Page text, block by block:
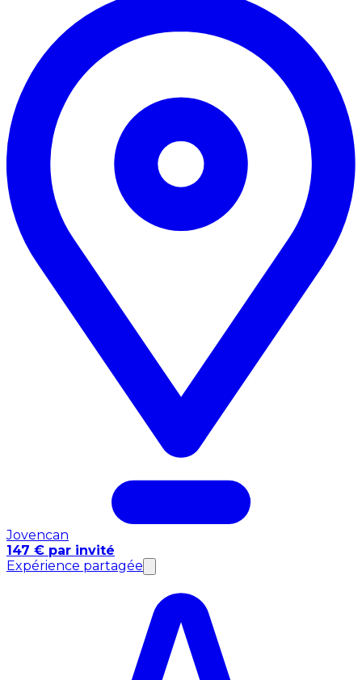
Jovencan
147 € par invité
Expérience partagée